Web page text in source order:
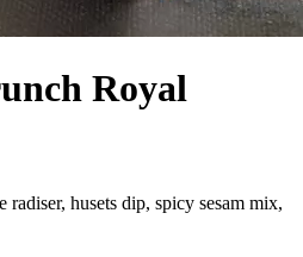
Royal
radiser, husets dip, spicy sesam mix,